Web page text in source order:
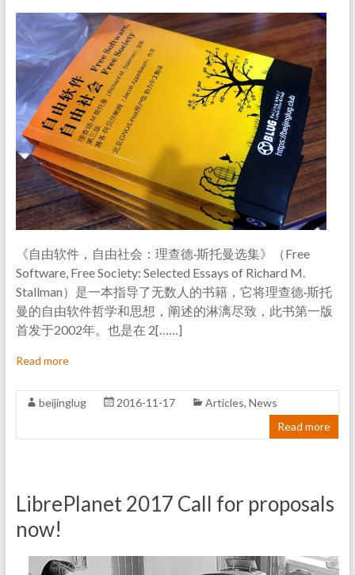
《自由软件，自由社会：理查德·斯托曼选集》（Free
Software, Free Society: Selected Essays of Richard M.
Stallman）是一本指导了无数人的书籍，它将理查德·斯托
曼的自由软件哲学和思想，阐述的淋漓尽致，此书第一版
首发于2002年。也是在 2[……]
Read more
beijinglug 2016-11-17 Articles, News
Read more
LibrePlanet 2017 Call for proposals
now!